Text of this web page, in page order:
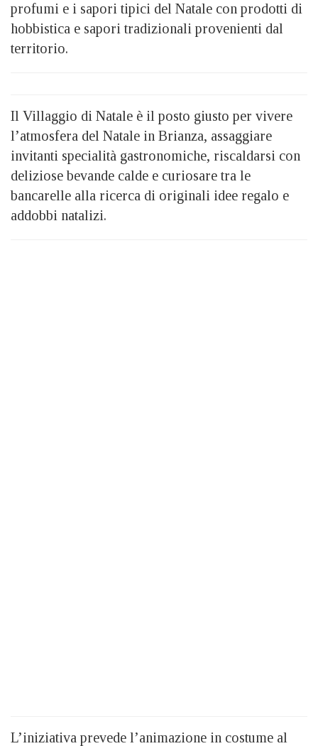
profumi e i sapori tipici del Natale con prodotti di
hobbistica e sapori tradizionali provenienti dal
territorio.
Il Villaggio di Natale è il posto giusto per vivere
l’atmosfera del Natale in Brianza, assaggiare
invitanti specialità gastronomiche, riscaldarsi con
deliziose bevande calde e curiosare tra le
bancarelle alla ricerca di originali idee regalo e
addobbi natalizi.
L’iniziativa prevede l’animazione in costume al